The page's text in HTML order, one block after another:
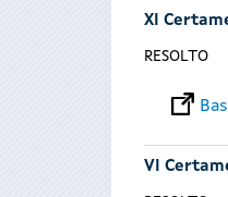
XI
RESOLTO
VI